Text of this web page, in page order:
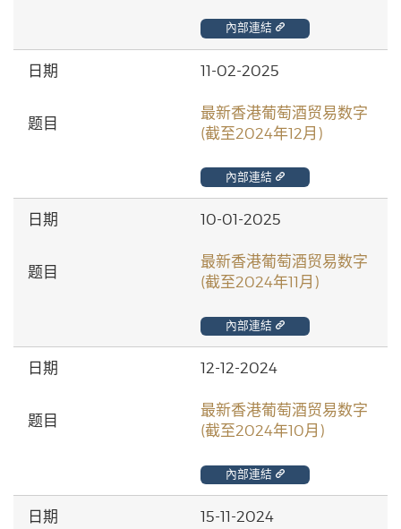
內部連結
11-02-2025
最新香港葡萄酒贸易数字
(截至2024年12月)
內部連結
10-01-2025
最新香港葡萄酒贸易数字
(截至2024年11月)
內部連結
12-12-2024
最新香港葡萄酒贸易数字
(截至2024年10月)
內部連結
15-11-2024